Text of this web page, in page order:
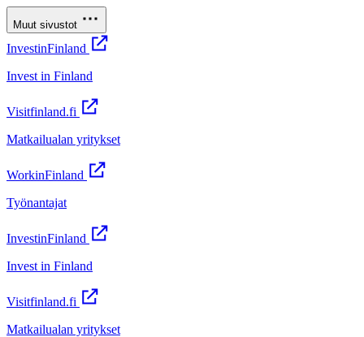
Muut sivustot
InvestinFinland
Invest in Finland
Visitfinland.fi
Matkailualan yritykset
WorkinFinland
Työnantajat
InvestinFinland
Invest in Finland
Visitfinland.fi
Matkailualan yritykset